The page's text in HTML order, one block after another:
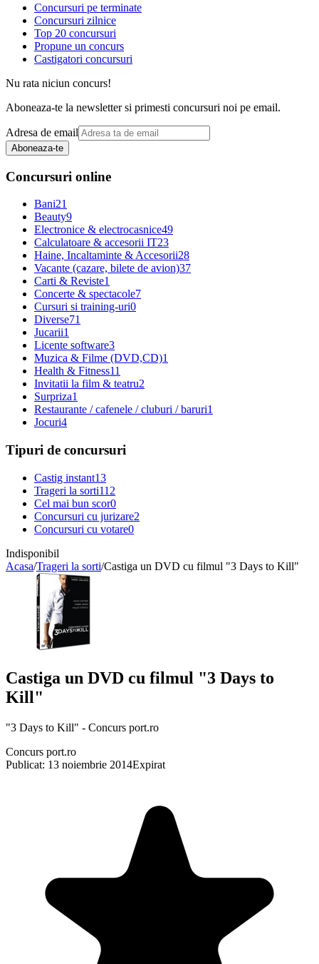
Concursuri pe terminate
Concursuri zilnice
Top 20 concursuri
Propune un concurs
Castigatori concursuri
Nu rata niciun concurs!
Aboneaza-te la newsletter si primesti concursuri noi pe email.
Adresa de email
Aboneaza-te
Concursuri online
Bani21
Beauty9
Electronice & electrocasnice49
Calculatoare & accesorii IT23
Haine, Incaltaminte & Accesorii28
Vacante (cazare, bilete de avion)37
Carti & Reviste1
Concerte & spectacole7
Cursuri si training-uri0
Diverse71
Jucarii1
Licente software3
Muzica & Filme (DVD,CD)1
Health & Fitness11
Invitatii la film & teatru2
Surpriza1
Restaurante / cafenele / cluburi / baruri1
Jocuri4
Tipuri de concursuri
Castig instant13
Trageri la sorti112
Cel mai bun scor0
Concursuri cu jurizare2
Concursuri cu votare0
Indisponibil
Acasa/Trageri la sorti/Castiga un DVD cu filmul "3 Days to Kill"
Castiga un DVD cu filmul "3 Days to
Kill"
"3 Days to Kill" - Concurs port.ro
Concurs port.ro
Publicat: 13 noiembrie 2014Expirat